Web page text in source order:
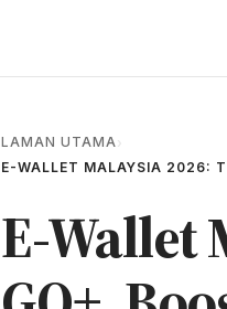
LAMAN UTAMA›
E-WALLET MALAYSIA 2026:
E-Wallet